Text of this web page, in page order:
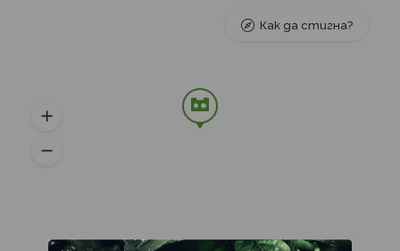
Как да стигна?